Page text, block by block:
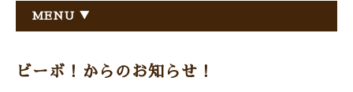
MENU ▼
ビーボ！からのお知らせ！